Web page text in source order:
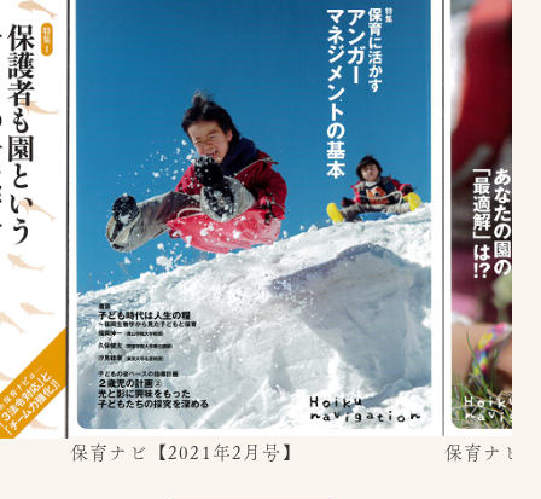
保育ナビ【2021年2月号】 保育ナビ